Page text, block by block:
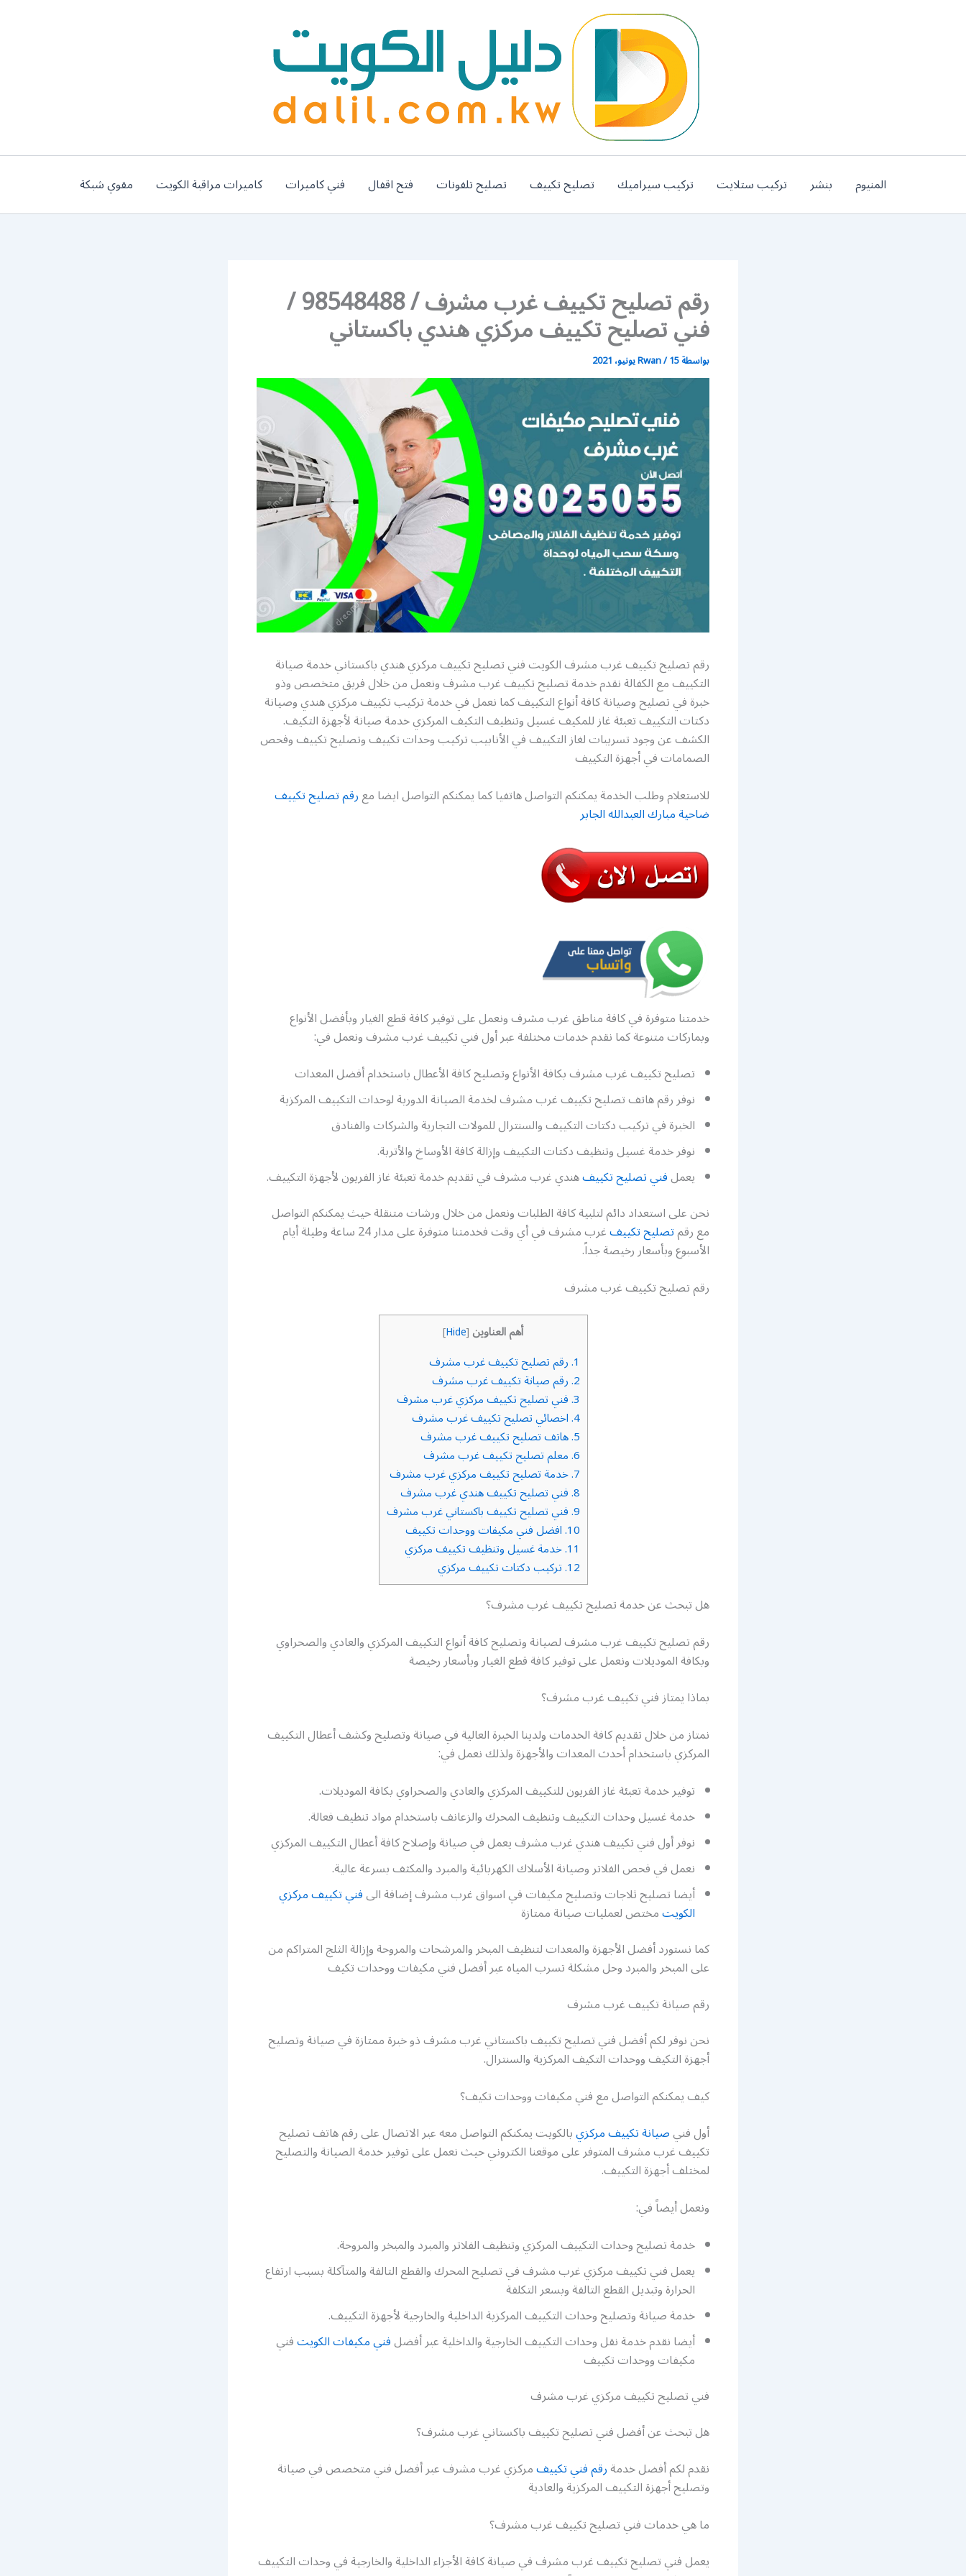
المنيوم بنشر تركيب ستلايت تركيب سيراميك تصليح تكييف تصليح تلفونات فتح اقفال فني كاميرات كاميرات مراقبة الكويت مقوي شبكة
رقم تصليح تكييف غرب مشرف / 98548488 /
فني تصليح تكييف مركزي هندي باكستاني
بواسطة Rwan/15 يونيو، 2021
رقم تصليح تكييف غرب مشرف الكويت فني تصليح تكييف مركزي هندي باكستاني خدمة صيانة
التكييف مع الكفالة نقدم خدمة تصليح تكييف غرب مشرف ونعمل من خلال فريق متخصص وذو
خبرة في تصليح وصيانة كافة أنواع التكييف كما نعمل في خدمة تركيب تكييف مركزي هندي وصيانة
دكتات التكييف تعبئة غاز للمكيف غسيل وتنظيف التكيف المركزي خدمة صيانة لأجهزة التكيف.
الكشف عن وجود تسريبات لغاز التكييف في الأنابيب تركيب وحدات تكييف وتصليح تكييف وفحص
الصمامات في أجهزة التكييف
للاستعلام وطلب الخدمة يمكنكم التواصل هاتفيا كما يمكنكم التواصل ايضا معرقم تصليح تكييف
ضاحية مبارك العبدالله الجابر
خدمتنا متوفرة في كافة مناطق غرب مشرف ونعمل على توفير كافة قطع الغيار وبأفضل الأنواع
وبماركات متنوعة كما نقدم خدمات مختلفة عبر أول فني تكييف غرب مشرف ونعمل في:
تصليح تكييف غرب مشرف بكافة الأنواع وتصليح كافة الأعطال باستخدام أفضل المعدات
نوفر رقم هاتف تصليح تكييف غرب مشرف لخدمة الصيانة الدورية لوحدات التكييف المركزية
الخبرة في تركيب دكتات التكييف والسنترال للمولات التجارية والشركات والفنادق
نوفر خدمة غسيل وتنظيف دكتات التكييف وإزالة كافة الأوساخ والأتربة.
يعملفني تصليح تكييفهندي غرب مشرف في تقديم خدمة تعبئة غاز الفريون لأجهزة التكييف.
نحن على استعداد دائم لتلبية كافة الطلبات ونعمل من خلال ورشات متنقلة حيث يمكنكم التواصل
مع رقمتصليح تكييف غرب مشرف في أي وقت فخدمتنا متوفرة على مدار 24 ساعة وطيلة أيام
الأسبوع وبأسعار رخيصة جداً.
رقم تصليح تكييف غرب مشرف
أهم العناوين [
Hide
]
1. رقم تصليح تكييف غرب مشرف
2. رقم صيانة تكييف غرب مشرف
3. فني تصليح تكييف مركزي غرب مشرف
4. اخصائي تصليح تكييف غرب مشرف
5. هاتف تصليح تكييف غرب مشرف
6. معلم تصليح تكييف غرب مشرف
7. خدمة تصليح تكييف مركزي غرب مشرف
8. فني تصليح تكييف هندي غرب مشرف
9. فني تصليح تكييف باكستاني غرب مشرف
10. افضل فني مكيفات ووحدات تكييف
11. خدمة غسيل وتنظيف تكييف مركزي
12. تركيب دكتات تكييف مركزي
هل تبحث عن خدمة تصليح تكييف غرب مشرف؟
رقم تصليح تكييف غرب مشرف لصيانة وتصليح كافة أنواع التكييف المركزي والعادي والصحراوي
وبكافة الموديلات ونعمل على توفير كافة قطع الغيار وبأسعار رخيصة
بماذا يمتاز فني تكييف غرب مشرف؟
نمتاز من خلال تقديم كافة الخدمات ولدينا الخبرة العالية في صيانة وتصليح وكشف أعطال التكييف
المركزي باستخدام أحدث المعدات والأجهزة ولذلك نعمل في:
توفير خدمة تعبئة غاز الفريون للتكييف المركزي والعادي والصحراوي بكافة الموديلات.
خدمة غسيل وحدات التكييف وتنظيف المحرك والزعانف باستخدام مواد تنظيف فعالة.
نوفر أول فني تكييف هندي غرب مشرف يعمل في صيانة وإصلاح كافة أعطال التكييف المركزي
نعمل في فحص الفلاتر وصيانة الأسلاك الكهربائية والمبرد والمكثف بسرعة عالية.
أيضا تصليح ثلاجات وتصليح مكيفات في اسواق غرب مشرف إضافة الىفني تكييف مركزي
الكويتمختص لعمليات صيانة ممتازة
كما نستورد أفضل الأجهزة والمعدات لتنظيف المبخر والمرشحات والمروحة وإزالة الثلج المتراكم من
على المبخر والمبرد وحل مشكلة تسرب المياه عبر أفضل فني مكيفات ووحدات تكيف
رقم صيانة تكييف غرب مشرف
نحن نوفر لكم أفضل فني تصليح تكييف باكستاني غرب مشرف ذو خبرة ممتازة في صيانة وتصليح
أجهزة التكيف ووحدات التكيف المركزية والسنترال.
كيف يمكنكم التواصل مع فني مكيفات ووحدات تكيف؟
أول فنيصيانة تكييف مركزيبالكويت يمكنكم التواصل معه عبر الاتصال على رقم هاتف تصليح
تكييف غرب مشرف المتوفر على موقعنا الكتروني حيث نعمل على توفير خدمة الصيانة والتصليح
لمختلف أجهزة التكييف.
ونعمل أيضاً في:
خدمة تصليح وحدات التكييف المركزي وتنظيف الفلاتر والمبرد والمبخر والمروحة.
يعمل فني تكييف مركزي غرب مشرف في تصليح المحرك والقطع التالفة والمتآكلة بسبب ارتفاع
الحرارة وتبديل القطع التالفة وبسعر التكلفة
خدمة صيانة وتصليح وحدات التكييف المركزية الداخلية والخارجية لأجهزة التكييف.
أيضا نقدم خدمة نقل وحدات التكييف الخارجية والداخلية عبر أفضلفني مكيفات الكويتفني
مكيفات ووحدات تكييف
فني تصليح تكييف مركزي غرب مشرف
هل تبحث عن أفضل فني تصليح تكييف باكستاني غرب مشرف؟
نقدم لكم أفضل خدمةرقم فني تكييفمركزي غرب مشرف عبر أفضل فني متخصص في صيانة
وتصليح أجهزة التكييف المركزية والعادية
ما هي خدمات فني تصليح تكييف غرب مشرف؟
يعمل فني تصليح تكييف غرب مشرف في صيانة كافة الأجزاء الداخلية والخارجية في وحدات التكييف